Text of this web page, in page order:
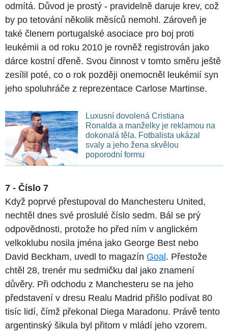
odmítá. Důvod je prostý - pravidelně daruje krev, což
by po tetování několik měsíců nemohl. Zároveň je
také členem portugalské asociace pro boj proti
leukémii a od roku 2010 je rovněž registrován jako
dárce kostní dřeně. Svou činnost v tomto směru ještě
zesílil poté, co o rok později onemocněl leukémií syn
jeho spoluhráče z reprezentace Carlose Martinse.
Luxusní dovolená Cristiana
Ronalda a manželky je reklamou na
dokonalá těla. Fotbalista ukázal
svaly a jeho žena skvělou
poporodní formu
7 - Číslo 7
Když poprvé přestupoval do Manchesteru United,
nechtěl dnes své proslulé číslo sedm. Bál se prý
odpovědnosti, protože ho před ním v anglickém
velkoklubu nosila jména jako George Best nebo
David Beckham, uvedl to magazín Goal. Přestože
chtěl 28, trenér mu sedmičku dal jako znamení
důvěry. Při odchodu z Manchesteru se na jeho
představení v dresu Realu Madrid přišlo podívat 80
tisíc lidí, čímž překonal Diega Maradonu. Právě tento
argentinský šikula byl přitom v mládí jeho vzorem.